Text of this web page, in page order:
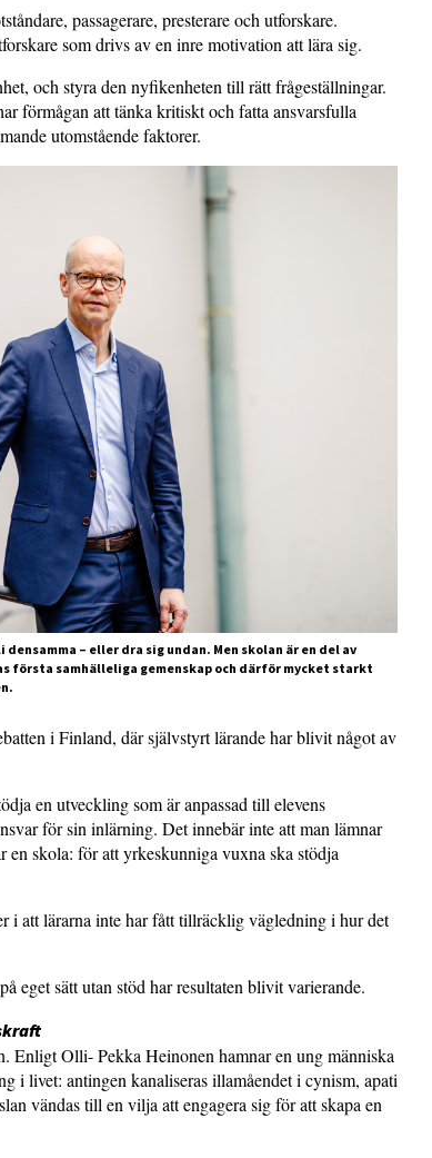
passagerare, presterare och utforskare.
som drivs av en inre motivation att lära sig.
och styra den nyfikenheten till rätt frågeställningar.
förmågan att tänka kritiskt och fatta ansvarsfulla
utomstående faktorer.
– eller dra sig undan. Men skolan är en del av
första samhälleliga gemenskap och därför mycket starkt
i Finland, där självstyrt lärande har blivit något av
en utveckling som är anpassad till elevens
för sin inlärning. Det innebär inte att man lämnar
skola: för att yrkeskunniga vuxna ska stödja
i att lärarna inte har fått tillräcklig vägledning i hur det
eget sätt utan stöd har resultaten blivit varierande.
Enligt Olli- Pekka Heinonen hamnar en ung människa
i livet: antingen kanaliseras illamåendet i cynism, apati
vändas till en vilja att engagera sig för att skapa en